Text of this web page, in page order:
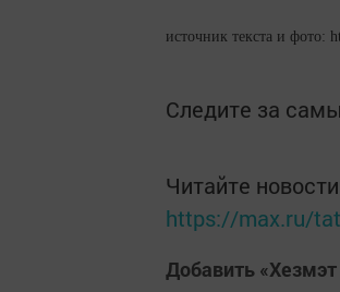
источник текста и фото:
Следите за
Читайте
https://max.ru/
Добавить